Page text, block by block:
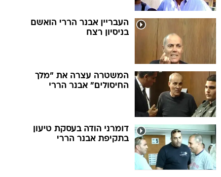
העבריין אבנר הררי הואשם
בניסיון רצח
המשטרה עצרה את "מלך
החיסולים" אבנר הררי
דומרני הודה בעסקת טיעון
בתקיפת אבנר הררי